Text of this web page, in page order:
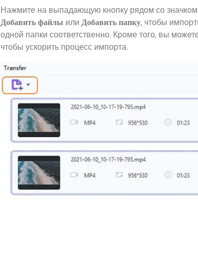
Нажмите на выпадающую кнопку рядом со
Добавить файлы илиДобавить папку, чтобы
одной папки соответственно. Кроме того, вы
чтобы ускорить процесс импорта.